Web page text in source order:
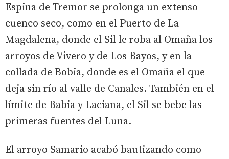
Espina de Tremor se prolonga un extenso
cuenco seco, como en el Puerto de La
Magdalena, donde el Sil le roba al Omaña los
arroyos de Vivero y de Los Bayos, y en la
collada de Bobia, donde es el Omaña el que
deja sin río al valle de Canales. También en el
límite de Babia y Laciana, el Sil se bebe las
primeras fuentes del Luna.
El arroyo Samario acabó bautizando como